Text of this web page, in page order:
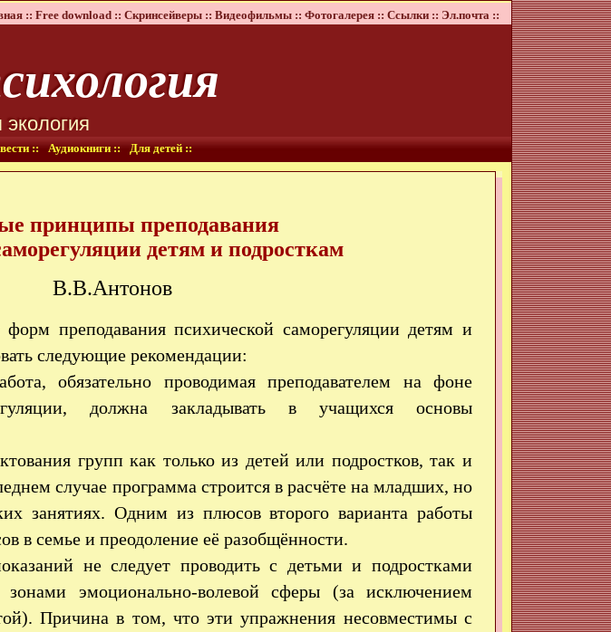
:: Free download :: Скринсейверы :: Видеофильмы :: Фотогалерея :: Ссылки :: Эл.почта ::
:: Аудиокниги :: Для детей ::
принципы преподавания
детям и подросткам
В.В.Антонов
преподавания психической саморегуляции детям и
следующие рекомендации:
обязательно проводимая преподавателем на фоне
должна закладывать в учащихся основы
групп как только из детей или подростков, так и
случае программа строится в расчёте на младших, но
занятиях. Одним из плюсов второго варианта работы
в семье и преодоление её разобщённости.
не следует проводить с детьми и подростками
эмоционально-волевой сферы (за исключением
Причина в том, что эти упражнения несовместимы с